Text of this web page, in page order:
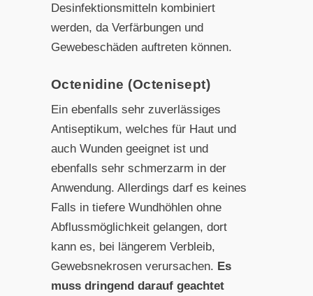
Desinfektionsmitteln kombiniert
werden, da Verfärbungen und
Gewebeschäden auftreten können.
Octenidine (Octenisept)
Ein ebenfalls sehr zuverlässiges
Antiseptikum, welches für Haut und
auch Wunden geeignet ist und
ebenfalls sehr schmerzarm in der
Anwendung. Allerdings darf es keines
Falls in tiefere Wundhöhlen ohne
Abflussmöglichkeit gelangen, dort
kann es, bei längerem Verbleib,
Gewebsnekrosen verursachen. Es
muss dringend darauf geachtet